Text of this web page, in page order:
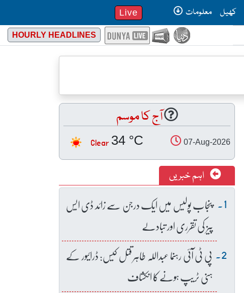
کھیل معلومات Live
HOURLY HEADLINES
آج کا موسم
07-Aug-2026
34 °C
Clear
اہم خبریں
پنجاب پولیس میں ایک درجن سے زائد ڈی ایس
پیز کی تقرری اور تبادلے
پی ٹی آئی رہنما عبداللہ طاہر قتل کیس: ڈرائیور کے
ہنی ٹریپ ہونے کا انکشاف